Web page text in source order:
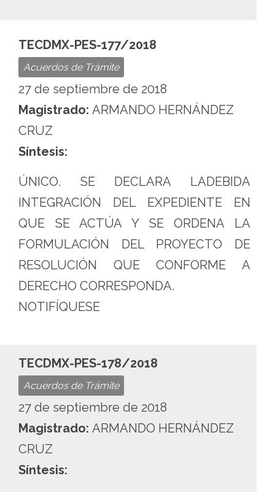
TECDMX-PES-177/2018
Acuerdos de Trámite
27 de septiembre de 2018
Magistrado: ARMANDO HERNÁNDEZ
CRUZ
Síntesis:
ÚNICO. SE DECLARA LADEBIDA
INTEGRACIÓN DEL EXPEDIENTE EN
QUE SE ACTÚA Y SE ORDENA LA
FORMULACIÓN DEL PROYECTO DE
RESOLUCIÓN QUE CONFORME A
DERECHO CORRESPONDA.
NOTIFÍQUESE
TECDMX-PES-178/2018
Acuerdos de Trámite
27 de septiembre de 2018
Magistrado: ARMANDO HERNÁNDEZ
CRUZ
Síntesis: